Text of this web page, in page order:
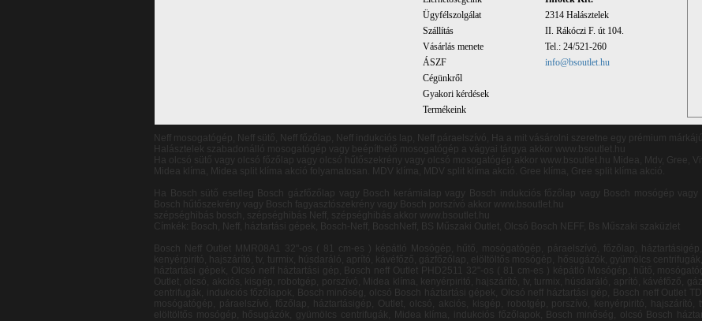
Ügyfélszolgálat
Szállítás
Vásárlás menete
ÁSZF
Cégünkről
Gyakori kérdések
Termékeink
2314 Halásztelek
II. Rákóczi F. út 104.
Tel.: 24/521-260
info@bsoutlet.hu
Neff mosogatógép, Neff sütő, Neff főzőlap, Neff indukciós lap, Neff páraelszívó, Ha a mit vásárolni szeretne egy prémium
Halásztelek szabadonálló mosogatógép vagy beépíthető mosogatógép a vágyai tárgya akkor www.bsoutlet.hu
Ha olcsó sütő vagy olcsó főzőlap vagy olcsó hűtőszekrény vagy olcsó mosogatógép akkor www.bsoutlet.hu
Midea, Mdv, Gree,
Midea klíma, Midea split klíma akció folyamatosan. MDV klíma, MDV split klíma akció. Gree klíma, Gree split klíma akció.
Ha Bosch sütő esetleg Bosch gázfőzőlap vagy Bosch kerámialap vagy Bosch indukciós főzőlap vagy Bosch mosógép
Bosch hűtőszekrény vagy Bosch fagyasztószekrény vagy Bosch porszívó akkor www.bsoutlet.hu
szépséghibás bosch, szépséghibás Neff, szépséghibás akkor www.bsoutlet.hu
Címkék: Bosch, Neff, háztartási gépek, Bosch-Neff, BoschNeff, BS Műszaki Outlet, Olcsó Bosch NEFF, Bs Műszaki szaküzlet
Bosch Neff Outlet MMR08A1 32"-os ( 81 cm-es ) képátló Mosógép, hűtő, mosógatógép, páraelszívó, főzőlap, háztartásigép, Outlet, olcsó, akciós, kisgép, robotgép, porszívó, kenyérpiritó, hajszárító, tv, turmix, húsdaráló, aprító, kávéfőző, gázfőzőlap, elöltöltős mosógép, hősugázók, gyümölcs centrifugák, indukciós főzőlapok, Bosch minőség, olcsó Bosch háztartási gépek, Olcsó neff háztartási gép, Bosch neff Outlet PHD2511 32"-os ( 81 cm-es ) képátló Mosógép, hűtő, mosógatógép, páraelszívó, főzőlap, Neff sütő, háztartásigép, Outlet, olcsó, akciós, kisgép, robotgép, porszívó, Midea klíma, kenyérpiritó, hajszárító, tv, turmix, húsdaráló, aprító, kávéfőző, gázfőzőlap, elöltöltős mosógép, hősugázók, gyümölcs centrifugák, indukciós főzőlapok, Bosch minőség, olcsó Bosch háztartási gépek, Olcsó neff háztartási gép, Bosch neff Outlet TDA2630 32"-os ( 81 cm-es ) képátló Mosógép, hűtő, mosógatógép, páraelszívó, főzőlap, háztartásigép, Outlet, olcsó, akciós, kisgép, robotgép, porszívó, kenyérpiritó, hajszárító, tv, turmix, húsdaráló, aprító, kávéfőző, gázfőzőlap, elöltöltős mosógép, hősugázók, gyümölcs centrifugák, Midea klíma, indukciós főzőlapok, Bosch minőség, olcsó Bosch háztartási gépek, Olcsó neff háztartási gép, Bosch Neff Outlet MSM64010 32"-os ( 81 cm-es ) képátló Mosógép, hűtő, mosógatógép, páraelszívó, főzőlap, háztartásigép, Outlet, olcsó, akciós, kisgép, robotgép, porszívó, kenyérpiritó, hajszárító, tv, turmix, húsdaráló, aprító, kávéfőző, gázfőzőlap, elöltöltős mosógép, hősugázók, Midea klíma, gyümölcs centrifugák, indukciós főzőlapok, Bosch minőség, Neff sütő,olcsó Bosch háztartási gépek, Olcsó Neff háztartási gép, Bosch Neff Outlet BSD3030 32"-os ( 81 cm-es ) képátló Mosógép, hűtő, mosógatógép, páraelszívó, főzőlap, háztartásigép, Outlet, olcsó, akciós, kisgép, robotgép, porszívó, kenyérpiritó, hajszárító, tv, turmix, húsdaráló, aprító, kávéfőző, gázfőzőlap, elöltöltős mosógép, hősugázók, gyümölcs centrifugák, indukciós főzőlapok, Bosch minőség, Midea klíma, olcsó Bosch háztartási gépek, Olcsó Neff háztartási gép, Bosch Neff Outlet BGL32510 32"-os ( 81 cm-es ) képátló Mosógép, Neff sütő, hűtő, mosógatógép, páraelszívó, főzőlap, háztartásigép, Outlet, olcsó, akciós, kisgép, robotgép, porszívó, kenyérpiritó, hajszárító, tv, turmix, húsdaráló, aprító, kávéfőző, gázfőzőlap, elöltöltős mosógép, hősugázók, gyümölcs centrifugák, indukciós főzőlapok, Bosch minőség, olcsó Bosch háztartási gépek, Olcsó Neff háztartási gép, Bosch neff Outlet TAT3A011 32"-os ( 81 cm-es ) képátló Mosógép, hűtő, mosógatógép, páraelszívó, főzőlap, háztartásigép, Outlet, olcsó, akciós, kisgép, robotgép, porszívó, kenyérpiritó, hajszárító, Neff sütő, tv, turmix, húsdaráló, aprító, kávéfőző, gázfőzőlap, elöltöltős mosógép, hősugázók, gyümölcs centrifugák, indukciós főzőlapok, Bosch minőség, olcsó Bosch háztartási gépek, Midea klíma,Olcsó neff háztartási gép, Bosch neff Outlet TT7970 32"-os ( 81 cm-es ) képátló Mosógép, hűtő, mosógatógép, páraelszívó, főzőlap, háztartásigép, Outlet, olcsó, akciós, kisgép, robotgép, porszívó, kenyérpiritó, hajszárító, tv, turmix, húsdaráló, aprító, kávéfőző, gázfőzőlap, elöltöltős mosógép, hősugázók, gyümölcs centrifugák, indukciós főzőlapok, Bosch minőség, olcsó Bosch háztartási gépek, Olcsó neff háztartási gép, Bosch neff Outlet BSGL32383 32"-os ( 81 cm-es ) képátló Mosógép, hűtő, mosógatógép, páraelszívó, Midea klíma, főzőlap, háztartásigép, Outlet, olcsó, akciós, kisgép, robotgép, porszívó, kenyérpiritó, hajszárító, tv, turmix, húsdaráló, Neff sütő, aprító, kávéfőző, gázfőzőlap, elöltöltős mosógép, hősugázók, gyümölcs centrifugák, indukciós főzőlapok, Bosch minőség, olcsó Bosch háztartási gépek, Olcsó neff háztartási gép, Bosch Neff Outlet MAS4201N 32"-os ( 81 cm-es ) képátló Mosógép, hűtő, mosógatógép, páraelszívó, főzőlap, háztartásigép, Outlet, olcsó, akciós, kisgép, robotgép, porszívó, kenyérpiritó, hajszárító, tv, turmix, húsdaráló, aprító, kávéfőző, gázfőzőlap, elöltöltős mosógép, hősugázók, gyümölcs centrifugák, indukciós főzőlapok, Bosch minőség, olcsó Bosch háztartási gépek, Midea klíma, Olcsó neff háztartási gép, Bosch neff Outlet GR7451 42"-os ( 106 cm-es ) képátló Mosógép, hűtő, mosógatógép, páraelszívó, főzőlap, háztartásigép, Outlet, olcsó, akciós, kisgép, robotgép, porszívó, kenyérpiritó, hajszárító, tv, turmix, húsdaráló, aprító, kávéfőző, gázfőzőlap, elöltöltős mosógép, hősugázók, gyümölcs centrifugák, indukciós főzőlapok, Bosch minőség, olcsó Bosch háztartási gépek, Olcsó neff háztartási gép, Bosch Neff Outlet TDA2325 42"-os ( 106 cm-es ) képátló Mosógép, hűtő, mosógatógép, páraelszívó, főzőlap, háztartásigép, Outlet, olcsó, akciós, kisgép, Neff sütő, robotgép, porszívó, kenyérpiritó, hajszárító, tv, turmix, húsdaráló, aprító, kávéfőző, gázfőzőlap, elöltöltős mosógép, hősugázók, gyümölcs centrifugák, indukciós főzőlapok, Bosch minőség, olcsó Bosch háztartási gépek, Olcsó neff háztartási gép, Bosch Neff Outlet TFB3302V 48"-os ( 121 cm-es ) képátló Mosógép, hűtő, mosógatógép, páraelszívó, főzőlap, háztartásigép, Outlet, olcsó, akciós, kisgép, Midea klíma, robotgép, porszívó, kenyérpiritó, hajszárító, tv, turmix, húsdaráló, aprító, kávéfőző, gázfőzőlap, elöltöltős mosógép, hősugázók, gyümölcs centrifugák, indukciós főzőlapok, Bosch minőség, olcsó Bosch háztartási gépek, Olcsó neff háztartási gép, Bosch Neff Outlet LC5005 Aprító, turmix, mixer, húsdaráló Mosógép, hűtő, mosógatógép, páraelszívó, főzőlap, háztartásigép, Outlet, olcsó, akciós, kisgép, robotgép, porszívó, kenyérpiritó, hajszárító, tv, turmix, húsdaráló, aprító, kávéfőző, Neff sütő, gázfőzőlap, elöltöltős mosógép, hősugázók, gyümölcs centrifugák, indukciós főzőlapok, Bosch minőség, olcsó Bosch háztartási gépek, Olcsó neff háztartási gép, Bosch Neff Outlet MFQ3010 Aprító, turmix, mixer, húsdaráló Mosógép, hűtő, mosógatógép, páraelszívó, főzőlap, háztartásigép, Outlet, olcsó, akciós, kisgép, robotgép, porszívó, kenyérpiritó, hajszárító, tv, turmix, húsdaráló, aprító, kávéfőző, gázfőzőlap, elöltöltős mosógép, hősugázók, gyümölcs centrifugák, indukciós főzőlapok, Bosch minőség, olcsó Bosch háztartási gépek, Olcsó neff háztartási gép, Bosch Neff Outlet BSD3030 Aprító, turmix, mixer, húsdaráló Mosógép, hűtő, mosógatógép, páraelszívó, főzőlap, háztartásigép, Outlet, olcsó, akciós, kisgép, Midea klíma, robotgép, porszívó, kenyérpiritó, hajszárító, tv, turmix, húsdaráló, aprító, kávéfőző, gázfőzőlap, elöltöltős mosógép, hősugázók, gyümölcs centrifugák, indukciós főzőlapok, Bosch minőség, olcsó Bosch háztartási gépek, Olcsó neff háztartási gép, Bosch Neff Outlet KG36VVL30 Aprító, turmix, mixer, húsdaráló Mosógép, hűtő, mosógatógép, páraelszívó, főzőlap, háztartásigép, Outlet, olcsó, akciós, kisgép, robotgép, porszívó, kenyérpiritó, hajszárító, tv, turmix, húsdaráló, aprító, kávéfőző, gázfőzőlap, elöltöltős mosógép, Midea klíma, hősugázók, gyümölcs centrifugák, indukciós főzőlapok, Bosch minőség, olcsó Bosch háztartási gépek, Olcsó neff háztartási gép, Bosch Neff Outlet KG39VVL30 Aprító, turmix, mixer, húsdaráló Mosógép, hűtő, mosógatógép, páraelszívó, főzőlap, háztartásigép, Outlet, olcsó,